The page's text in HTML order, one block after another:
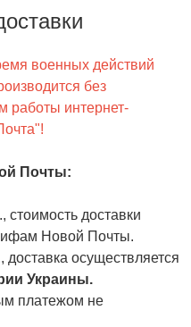
военных действий
без
работы интернет-
Почты:
стоимость доставки
Новой Почты.
доставка осуществляется
Украины.
платежом не